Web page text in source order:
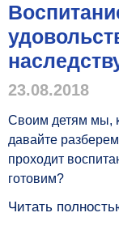
23.08.2018
Своим детям мы,
давайте
проходит
готовим?
Читать